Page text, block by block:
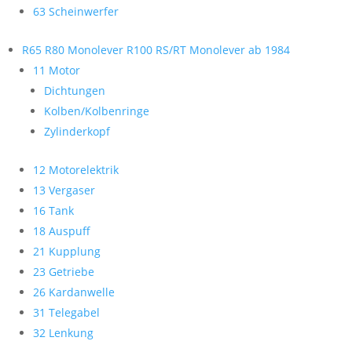
63 Scheinwerfer
R65 R80 Monolever R100 RS/RT Monolever ab 1984
11 Motor
Dichtungen
Kolben/Kolbenringe
Zylinderkopf
12 Motorelektrik
13 Vergaser
16 Tank
18 Auspuff
21 Kupplung
23 Getriebe
26 Kardanwelle
31 Telegabel
32 Lenkung